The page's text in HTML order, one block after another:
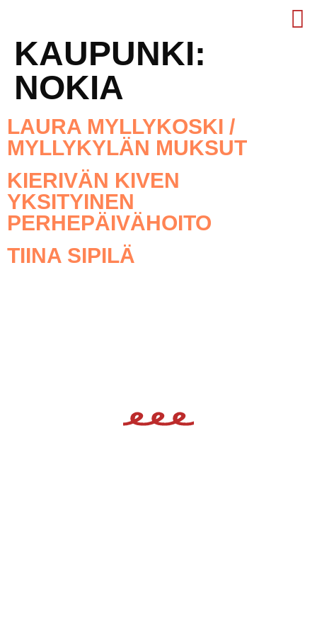
KAUPUNKI:
NOKIA
LAURA MYLLYKOSKI /
MYLLYKYLÄN MUKSUT
KIERIVÄN KIVEN
YKSITYINEN
PERHEPÄIVÄHOITO
TIINA SIPILÄ